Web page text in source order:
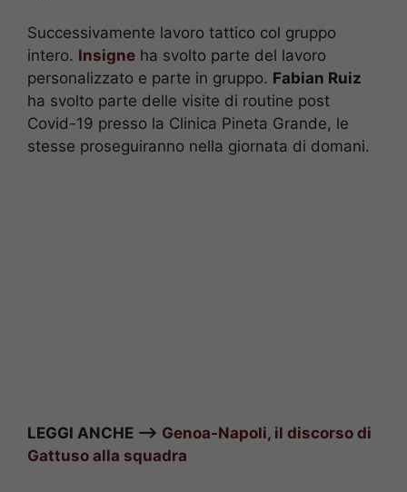
Successivamente lavoro tattico col gruppo
intero. Insigne ha svolto parte del lavoro
personalizzato e parte in gruppo. Fabian Ruiz
ha svolto parte delle visite di routine post
Covid-19 presso la Clinica Pineta Grande, le
stesse proseguiranno nella giornata di domani.
LEGGI ANCHE –> Genoa-Napoli, il discorso di
Gattuso alla squadra